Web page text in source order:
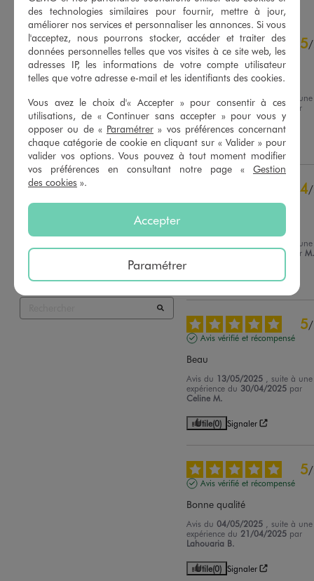
4.8/5
Basé sur6
avis soumis à un
contrôle
Voir tous les avis sur ce site
5étoiles
5
4étoiles
2
0
Trier les avis
5/
Avis vérifié et récompensé
Pratique !
06/07/2026
, suite à une
expérience du23/06/2026
par
Amineh D.
Utile(0) Signaler
4/
Avis vérifié et récompensé
, suite à une
expérience du20/03/2026 par
Utile(0) Signaler
5/
Avis vérifié et récompensé
Beau
Avis du 13/05/2025
, suite à une
expérience du 30/04/2025 par
Celine M.
Utile(0) Signaler
5/
Avis vérifié et récompensé
Bonne qualité
Avis du04/05/2025
, suite à une
expérience du 21/04/2025 par
Lahouaria B.
Utile(0) Signaler
des technologies similaires pour fournir, mettre à jour,
améliorer nos services et personnaliser les annonces. Si vous
l'acceptez, nous pourrons stocker, accéder et traiter des
données personnelles telles que vos visites à ce site web, les
adresses IP, les informations de votre compte utilisateur
telles que votre adresse e-mail et les identifiants des cookies.
Vous avez le choix d'« Accepter » pour consentir à ces
utilisations, de « Continuer sans accepter » pour vous y
opposer ou de « Paramétrer » vos préférences concernant
chaque catégorie de cookie en cliquant sur « Valider » pour
valider vos options. Vous pouvez à tout moment modifier
vos préférences en consultant notre page « Gestion
des cookies ».
Accepter
Paramétrer